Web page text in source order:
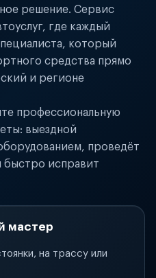
решение. Сервис
где каждый
который
средства прямо
и регионе
профессиональную
выездной
проведёт
быстро исправит
мастер
на трассу или